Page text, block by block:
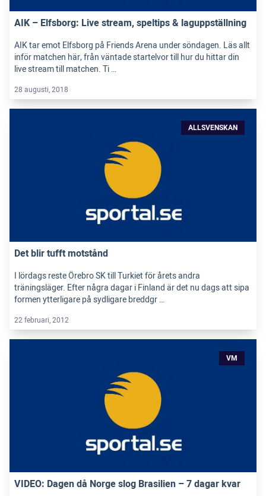
AIK – Elfsborg: Live stream, speltips & laguppställning
AIK tar emot Elfsborg på Friends Arena under söndagen. Läs allt
inför matchen här, från väntade startelvor till hur du hittar din
live stream till matchen. Ti …
28 augusti, 2018
ALLSVENSKAN
Det blir tufft motstånd
I lördags reste Örebro SK till Turkiet för årets andra
träningsläger. Efter några dagar i Finland är det nu dags att sipa
formen ytterligare på sydligare breddgr …
22 februari, 2012
VM
VIDEO: Dagen då Norge slog Brasilien – 7 dagar kvar